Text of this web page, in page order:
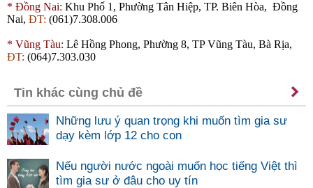
* Đồng Nai: Khu Phố 1, Phường Tân Hiệp, TP. Biên Hòa, Đồng
Nai, ĐT: (061)7.308.006
* Vũng Tàu: Lê Hồng Phong, Phường 8, TP Vũng Tàu, Bà Rịa,
ĐT: (064)7.303.030
Tin khác cùng chủ đề
Những lưu ý quan trọng khi muốn tìm gia sư
dạy kèm lớp 12 cho con
Nếu người nước ngoài muốn học tiếng Việt thì
tìm gia sư ở đâu cho uy tín